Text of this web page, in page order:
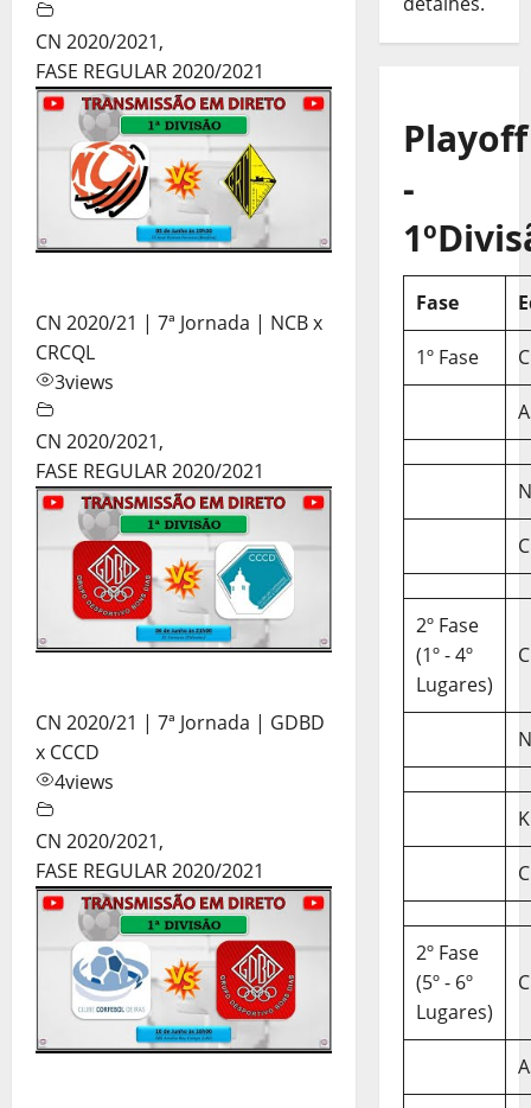
CN 2020/2021,
FASE REGULAR 2020/2021
CN 2020/21 | 7ª Jornada | NCB x
CRCQL
3views
CN 2020/2021,
FASE REGULAR 2020/2021
CN 2020/21 | 7ª Jornada | GDBD
x CCCD
4views
CN 2020/2021,
FASE REGULAR 2020/2021
Playoff
-
Fase
1º Fase
2º Fase
(1º - 4º
Lugares)
2º Fase
(5º - 6º
Lugares)